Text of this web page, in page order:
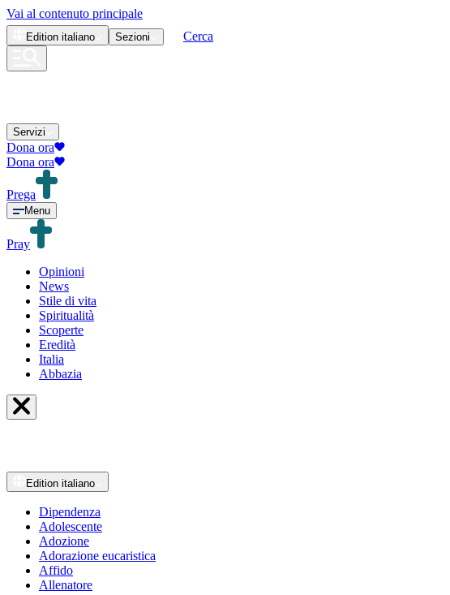
Vai al contenuto principale
Edition italiano Sezioni Cerca
Servizi
Dona ora
Dona ora
Prega
Menu
Pray
Opinioni
News
Stile di vita
Spiritualità
Scoperte
Eredità
Italia
Abbazia
Edition italiano
Dipendenza
Adolescente
Adozione
Adorazione eucaristica
Affido
Allenatore